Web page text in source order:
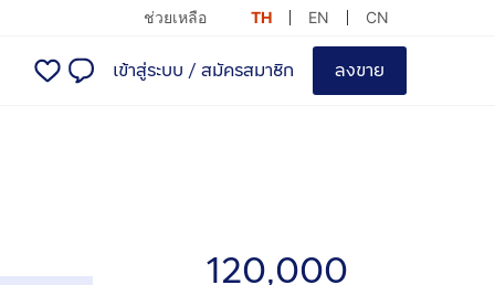
ช่วยเหลือ TH EN CN
เข้าสู่ระบบ / สมัครสมาชิก ลงขาย
120,000